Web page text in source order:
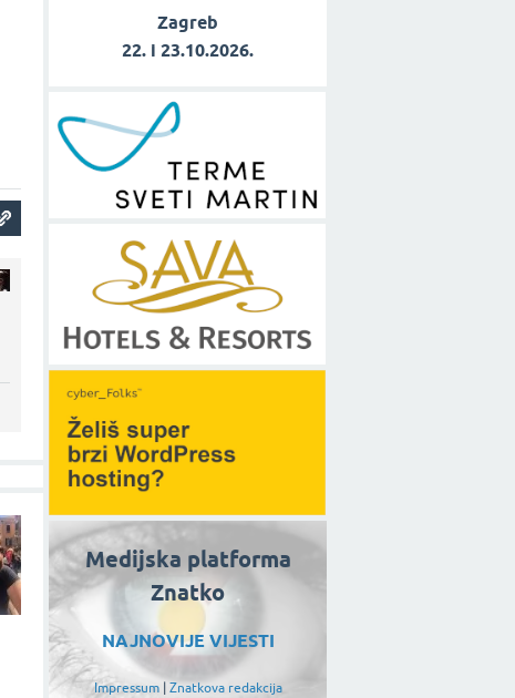
Zagreb
22. i 23.10.2026.
Medijska platforma
Znatko
NAJNOVIJE VIJESTI
Impressum| Znatkova redakcija